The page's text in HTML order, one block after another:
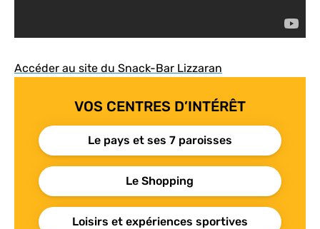
Accéder au site du Snack-Bar Lizzaran
VOS CENTRES D’INTÉRÊT
Le pays et ses 7 paroisses
Le Shopping
Loisirs et expériences sportives